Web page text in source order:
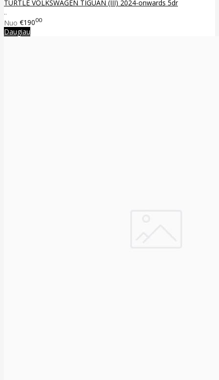
TURTLE VOLKSWAGEN TIGUAN (III) 2024-onwards 5dr
..
Nuo €19000
Daugiau